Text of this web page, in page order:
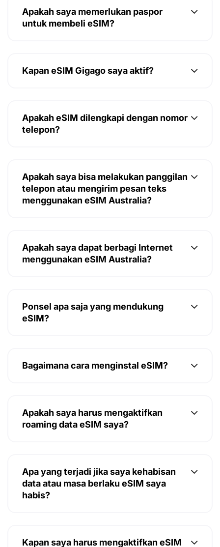
Apakah saya memerlukan paspor
untuk membeli eSIM?
Kapan eSIM Gigago saya aktif?
Apakah eSIM dilengkapi dengan nomor
telepon?
Apakah saya bisa melakukan panggilan
telepon atau mengirim pesan teks
menggunakan eSIM Australia?
Apakah saya dapat berbagi Internet
menggunakan eSIM Australia?
Ponsel apa saja yang mendukung
eSIM?
Bagaimana cara menginstal eSIM?
Apakah saya harus mengaktifkan
roaming data eSIM saya?
Apa yang terjadi jika saya kehabisan
data atau masa berlaku eSIM saya
habis?
Kapan saya harus mengaktifkan eSIM